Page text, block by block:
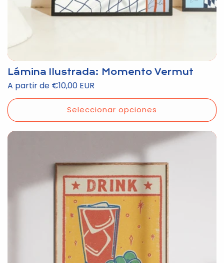
Lámina Ilustrada: Momento Vermut
Precio
habitual
A partir de €10,00 EUR
Seleccionar opciones